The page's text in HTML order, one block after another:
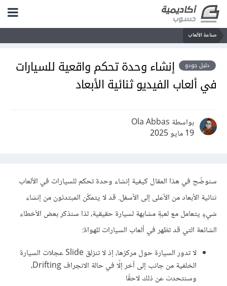
صناعة الألعاب
دليل جودو
إنشاء وحدة تحكم واقعية للسيارات
في ألعاب الفيديو ثنائية الأبعاد
بواسطة Ola Abbas
19 مايو 2025
سنوضّح في هذا المقال كيفية إنشاء وحدة تحكم للسيارات في الألعاب
ثنائية الأبعاد من الأعلى إلى الأسفل. قد لا يتمكّن المبتدئون من إنشاء
شيءٍ يتعامل مع لعبةٍ مشابهة لسيارة حقيقية، لذا سنذكر بعض الأخطاء
الشائعة التي قد تظهر في ألعاب السيارات للهواة:
لا تدور السيارة حول مركزها، إذ لا تنزلق Slide عجلات السيارة
الخلفية من جانب إلى آخر إلّا في حالة الانجراف Drifting،
وسنتحدث عن ذلك لاحقًا